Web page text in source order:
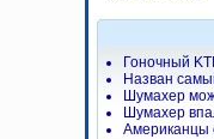
Гоночный
Назван
Шумахер
Шумахер
Американцы